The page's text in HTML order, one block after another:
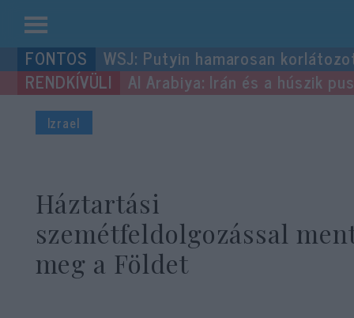
Kilépés
a
tartalomba
WSJ: Putyin hamarosan
Al Arabiya: Irán és a húszik
Izrael
Háztartási
szemétfeldolgozással
meg a Földet